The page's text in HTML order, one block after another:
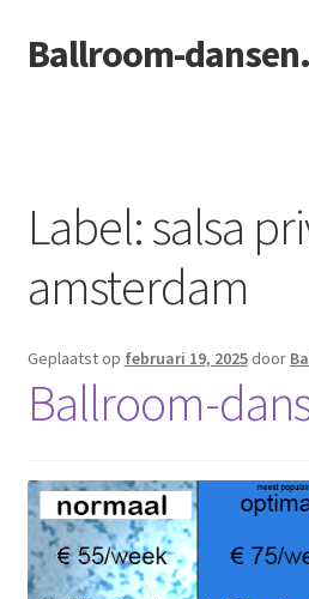
Ga
door
Ga
naar
Ballroom-
Label:salsa
amsterdam
Geplaatst op februari 19, 2025 door
Ballroom-